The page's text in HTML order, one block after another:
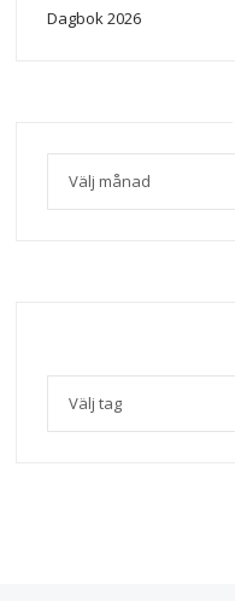
Dagbok 2026
Arkiv